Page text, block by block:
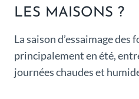
LES MAISONS ?
La saison d’essaimage
principalement en été,
journées chaudes et